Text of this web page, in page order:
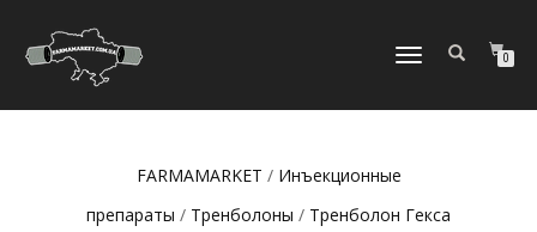
ПЕРЕКЛЮЧИТЬ
0
FARMAMARKET / Инъeкциoнныe
препараты / Тренболоны / Тренболон Гекса